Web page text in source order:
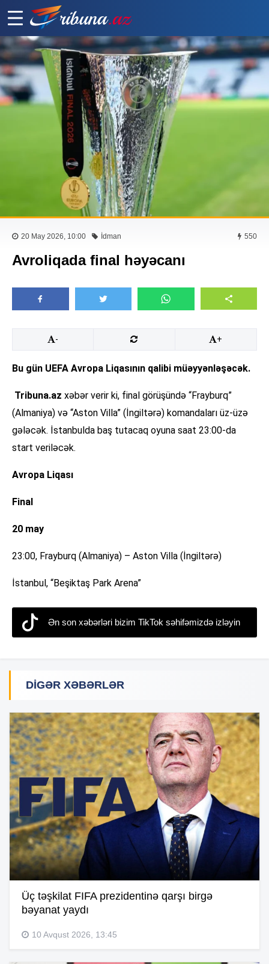
20 May 2026, 10:00 İdman 550
Avroliqada final həyəcanı
- +
Bu gün UEFA Avropa Liqasının qalibi müəyyənləşəcək.
Tribuna.az xəbər verir ki, final görüşündə “Frayburq”
(Almaniya) və “Aston Villa” (İngiltərə) komandaları üz-üzə
gələcək. İstanbulda baş tutacaq oyuna saat 23:00-da
start veriləcək.
Avropa Liqası
Final
20 may
23:00, Frayburq (Almaniya) – Aston Villa (İngiltərə)
İstanbul, “Beşiktaş Park Arena”
Ən son xəbərləri bizim TikTok səhifəmizdə izləyin
DIGƏR XƏBƏRLƏR
Üç təşkilat FIFA prezidentinə qarşı birgə
bəyanat yaydı
10 Avqust 2026, 13:45